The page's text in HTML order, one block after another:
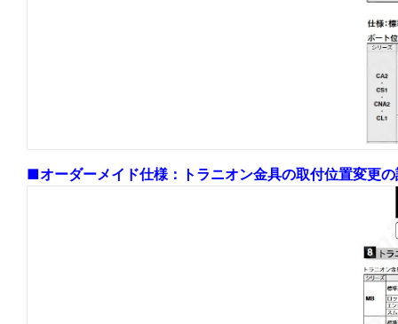
■オーダーメイド仕様：トラニオン金具の取付位置変更